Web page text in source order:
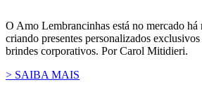
O Amo Lembrancinhas está no mercado há
criando presentes personalizados
brindes corporativos. Por Carol Mitidieri.
> SAIBA MAIS